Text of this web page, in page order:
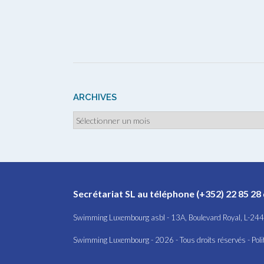
ARCHIVES
Archives
Secrétariat SL au téléphone (+352) 22 85
Swimming Luxembourg asbl - 13A, Boulevard Royal, L-
Swimming Luxembourg - 2026 - Tous droits réservés -